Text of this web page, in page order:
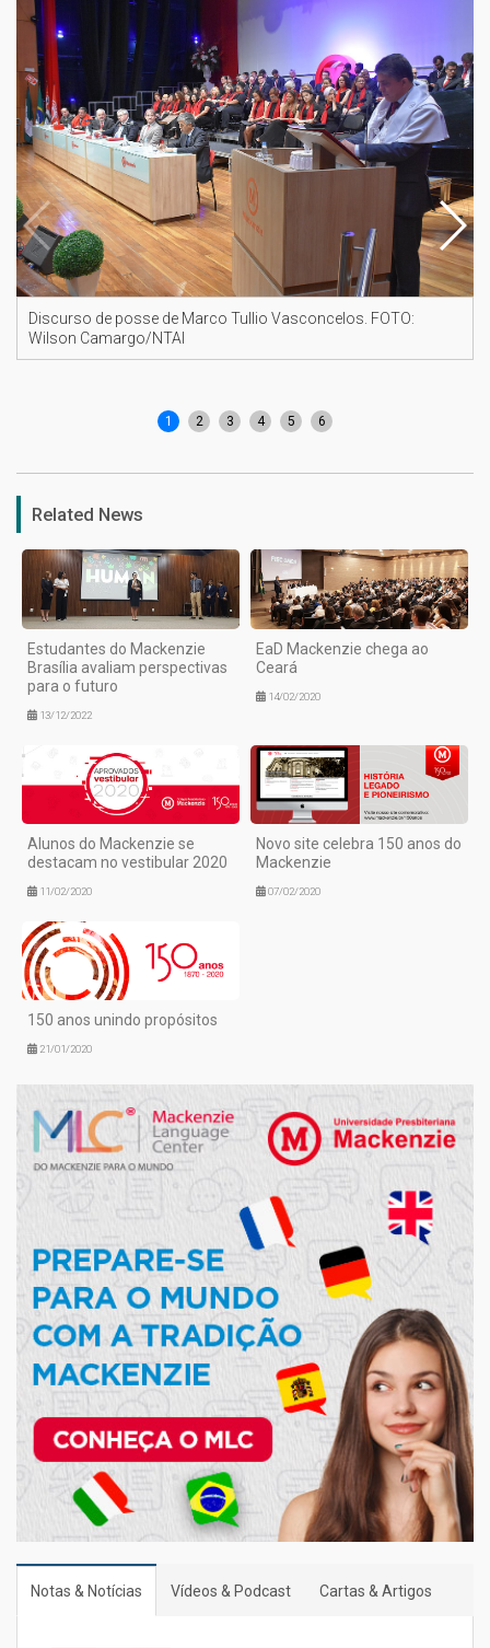
Discurso de posse de Marco Tullio Vasconcelos. FOTO:
Wilson Camargo/NTAI
1 2 3 4 5 6
Related News
Estudantes do Mackenzie
Brasília avaliam perspectivas
para o futuro
13/12/2022
EaD Mackenzie chega ao
Ceará
14/02/2020
Alunos do Mackenzie se
destacam no vestibular 2020
11/02/2020
Novo site celebra 150 anos do
Mackenzie
07/02/2020
150 anos unindo propósitos
21/01/2020
Notas & Notícias Vídeos & Podcast Cartas & Artigos